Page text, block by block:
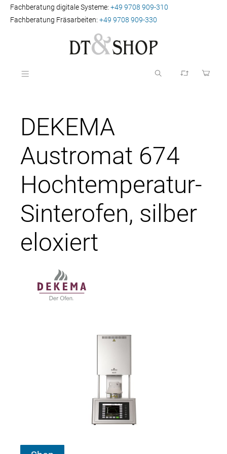
Fachberatung digitale Systeme: +49 9708 909-310
Fachberatung Fräsarbeiten: +49 9708 909-330
DEKEMA
Austromat 674
Hochtemperatur-
Sinterofen, silber
eloxiert